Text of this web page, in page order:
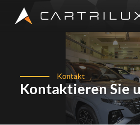
Kontakt
Kontaktieren Sie